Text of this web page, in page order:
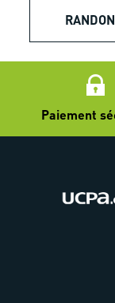
Paiement